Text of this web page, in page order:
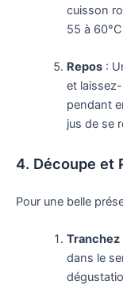
cuisson
55 à
Repos:
et
pendant
jus de se
4. Découpe et
Pour une belle
Tranchez
dans le